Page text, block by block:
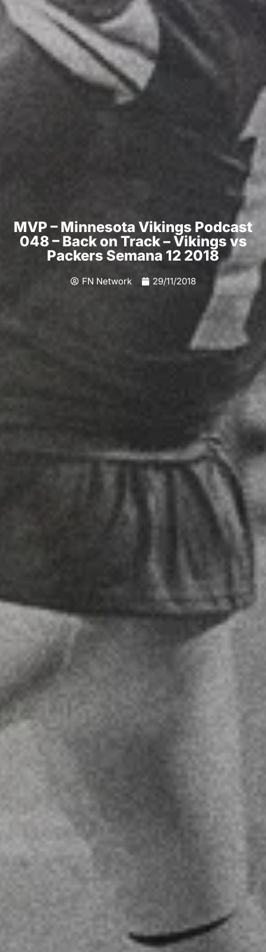
MVP – Minnesota Vikings Podcast
048 – Back on Track – Vikings vs
Packers Semana 12 2018
FN Network 29/11/2018